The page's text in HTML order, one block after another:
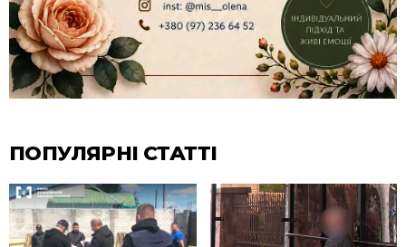
ПОПУЛЯРНІ СТАТТІ